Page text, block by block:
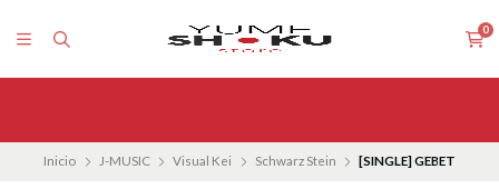
0
Inicio J-MUSIC Visual Kei Schwarz Stein [SINGLE] GEBET